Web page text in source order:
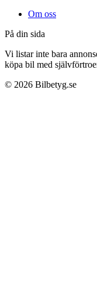
Om oss
På din sida
Vi listar inte bara
köpa bil med
© 2026 Bilbetyg.se